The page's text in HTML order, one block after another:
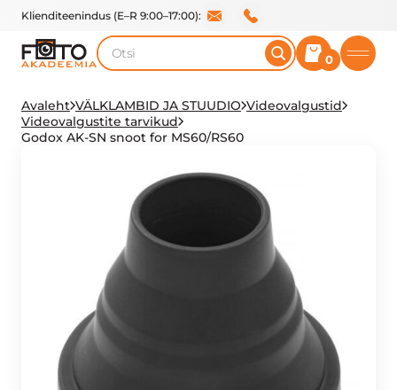
Klienditeenindus (E–R 9:00–17:00):
Otsi
0
Avaleht VÄLKLAMBID JA STUUDIO Videovalgustid
Videovalgustite tarvikud
Godox AK-SN snoot for MS60/RS60